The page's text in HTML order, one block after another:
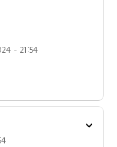
- 21:54
Toon